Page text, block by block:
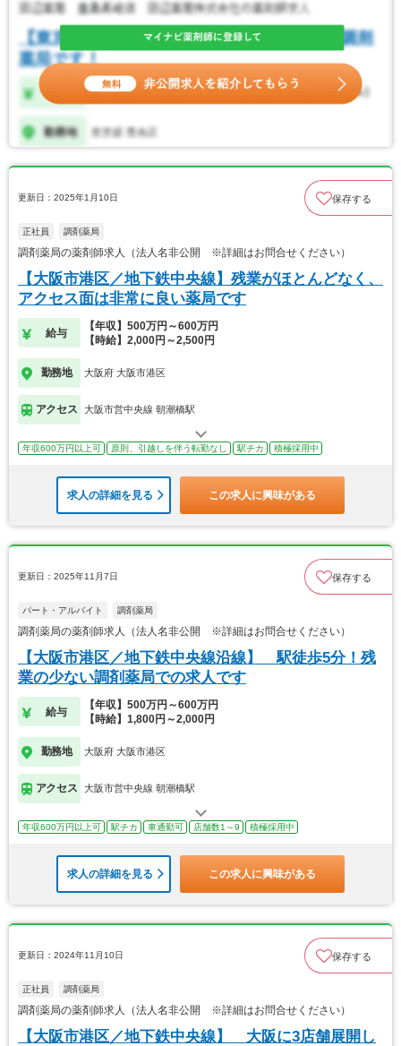
更新日：2025年1月10日 保存する
正社員 調剤薬局
調剤薬局の薬剤師求人（法人名非公開 ※詳細はお問合せください）
【大阪市港区／地下鉄中央線】残業がほとんどなく、
アクセス面は非常に良い薬局です
給与
【年収】500万円～600万円
【時給】2,000円～2,500円
勤務地 大阪府 大阪市港区
アクセス 大阪市営中央線 朝潮橋駅
年収600万円以上可 原則、引越しを伴う転勤なし 駅チカ 積極採用中
求人の詳細を見る この求人に興味がある
更新日：2025年11月7日 保存する
パート・アルバイト 調剤薬局
調剤薬局の薬剤師求人（法人名非公開 ※詳細はお問合せください）
【大阪市港区／地下鉄中央線沿線】 駅徒歩5分！残
業の少ない調剤薬局での求人です
給与
【年収】500万円～600万円
【時給】1,800円～2,000円
勤務地 大阪府 大阪市港区
アクセス 大阪市営中央線 朝潮橋駅
年収600万円以上可 駅チカ 車通勤可 店舗数1～9 積極採用中
求人の詳細を見る この求人に興味がある
更新日：2024年11月10日 保存する
正社員 調剤薬局
調剤薬局の薬剤師求人（法人名非公開 ※詳細はお問合せください）
【大阪市港区／地下鉄中央線】 大阪に3店舗展開し